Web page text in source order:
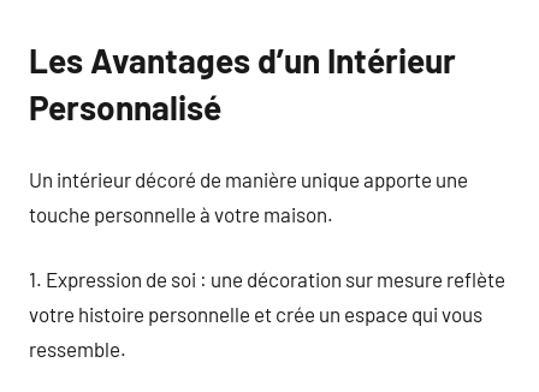
Les Avantages d’un Intérieur
Personnalisé
Un intérieur décoré de manière unique apporte une
touche personnelle à votre maison.
1. Expression de soi : une décoration sur mesure reflète
votre histoire personnelle et crée un espace qui vous
ressemble.